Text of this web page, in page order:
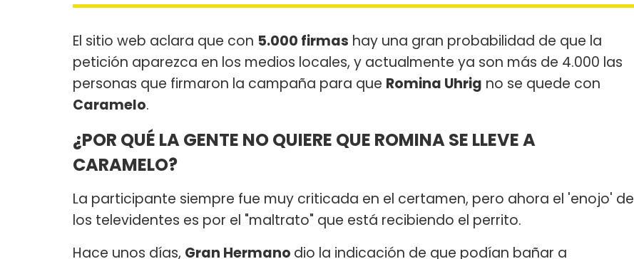
El sitio web aclara que con 5.000 firmas hay una gran probabilidad de que la
petición aparezca en los medios locales, y actualmente ya son más de 4.000 las
personas que firmaron la campaña para que Romina Uhrig no se quede con
Caramelo.
¿POR QUÉ LA GENTE NO QUIERE QUE ROMINA SE LLEVE A
CARAMELO?
La participante siempre fue muy criticada en el certamen, pero ahora el 'enojo' de
los televidentes es por el "maltrato" que está recibiendo el perrito.
Hace unos días, Gran Hermano dio la indicación de que podían bañar a